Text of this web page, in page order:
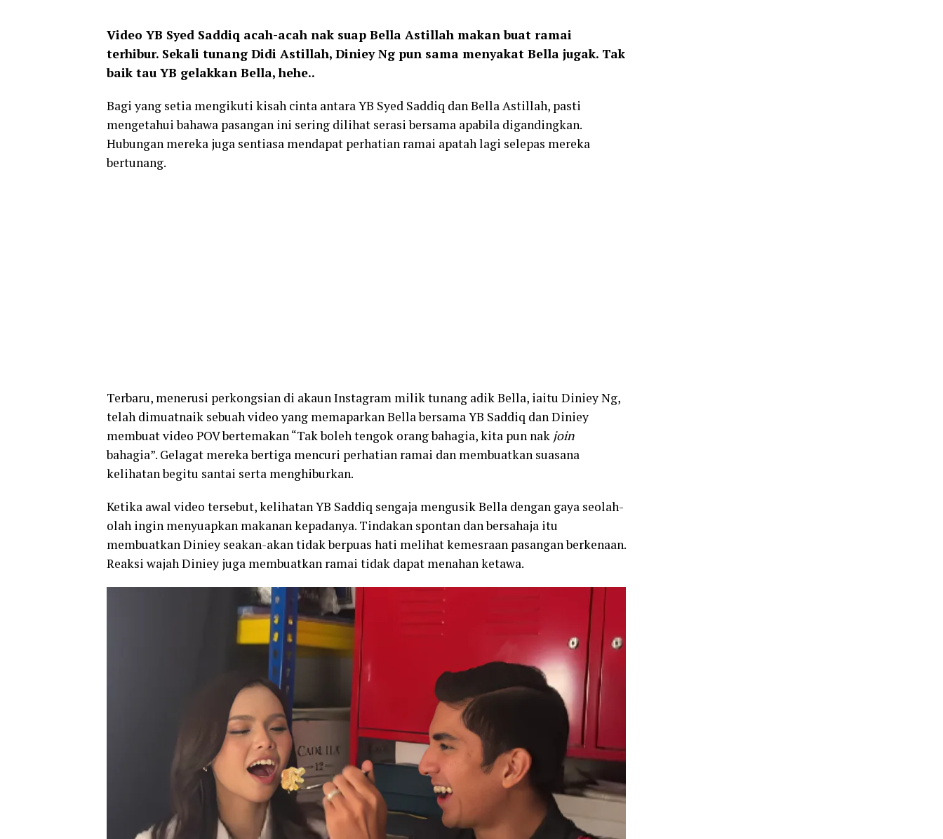
Video YB Syed Saddiq acah-acah nak suap Bella Astillah makan buat ramai
terhibur. Sekali tunang Didi Astillah, Diniey Ng pun sama menyakat Bella jugak. Tak
baik tau YB gelakkan Bella, hehe..
Bagi yang setia mengikuti kisah cinta antara YB Syed Saddiq dan Bella Astillah, pasti
mengetahui bahawa pasangan ini sering dilihat serasi bersama apabila digandingkan.
Hubungan mereka juga sentiasa mendapat perhatian ramai apatah lagi selepas mereka
bertunang.
Terbaru, menerusi perkongsian di akaun Instagram milik tunang adik Bella, iaitu Diniey Ng,
telah dimuatnaik sebuah video yang memaparkan Bella bersama YB Saddiq dan Diniey
membuat video POV bertemakan “Tak boleh tengok orang bahagia, kita pun nak join
bahagia”. Gelagat mereka bertiga mencuri perhatian ramai dan membuatkan suasana
kelihatan begitu santai serta menghiburkan.
Ketika awal video tersebut, kelihatan YB Saddiq sengaja mengusik Bella dengan gaya seolah-
olah ingin menyuapkan makanan kepadanya. Tindakan spontan dan bersahaja itu
membuatkan Diniey seakan-akan tidak berpuas hati melihat kemesraan pasangan berkenaan.
Reaksi wajah Diniey juga membuatkan ramai tidak dapat menahan ketawa.